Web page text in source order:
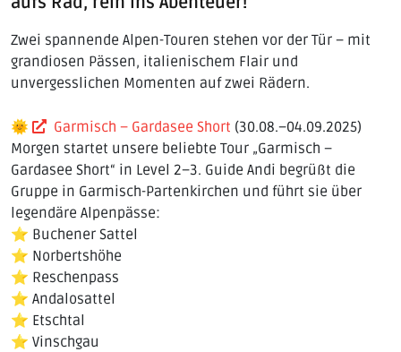
Zwei spannende Alpen-Touren stehen vor der Tür – mit
grandiosen Pässen, italienischem Flair und
unvergesslichen Momenten auf zwei Rädern.
🌞 Garmisch – Gardasee Short (30.08.–04.09.2025)
Morgen startet unsere beliebte Tour „Garmisch –
Gardasee Short“ in Level 2–3. Guide Andi begrüßt die
Gruppe in Garmisch-Partenkirchen und führt sie über
legendäre Alpenpässe:
⭐ Buchener Sattel
⭐ Norbertshöhe
⭐ Reschenpass
⭐ Andalosattel
⭐ Etschtal
⭐ Vinschgau